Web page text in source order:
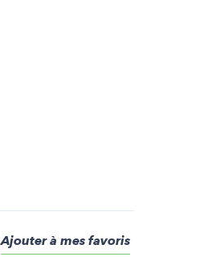
Ajouter à mes favoris